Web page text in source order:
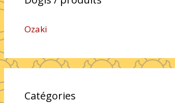
Ozaki
Catégories